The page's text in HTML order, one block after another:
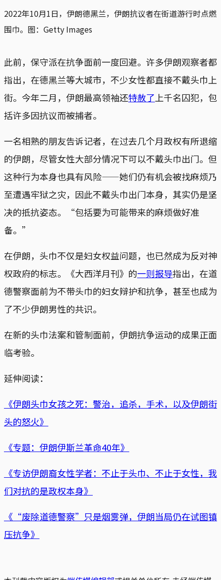
2022年10月1日，伊朗德黑兰，伊朗抗议者在街道游行时点燃
围巾。图：Getty Images
此前，保守派在抗争面前一度回避。许多伊朗观察者都
指出，在德黑兰等大城市，不少女性都直接不戴头巾上
街。今年二月，伊朗最高领袖还特赦了 上千名囚犯，包
括许多因抗议而被捕者。
一名相熟的朋友告诉记者，在过去几个月政权有所退缩
的伊朗，尽管女性大部分情况下可以不戴头巾出门。但
这种行为本身也具有风险——她们仍有机会被找麻烦乃
至遭遇牢狱之灾，因此不戴头巾出门本身，其实仍是坚
决的抵抗姿态。“包括要为可能带来的麻烦做好准
备。”
在伊朗，头巾不仅是妇女权益问题，也已然成为反对神
权政府的标志。《大西洋月刊》的一则报导指出，在道
德警察面前为不带头巾的妇女辩护和抗争，甚至也成为
了不少伊朗男性的共识。
在新的头巾法案和管制面前，伊朗抗争运动的成果正面
临考验。
延伸阅读：
《伊朗头巾女孩之死：警治，追杀，手术，以及伊朗街
头的怒火》
《专题：伊朗伊斯兰革命40年》
《专访伊朗裔女性学者：不止于头巾、不止于女性，我
们对抗的是政权本身》
《“废除道德警察”只是烟雾弹，伊朗当局仍在试图镇
压抗争》